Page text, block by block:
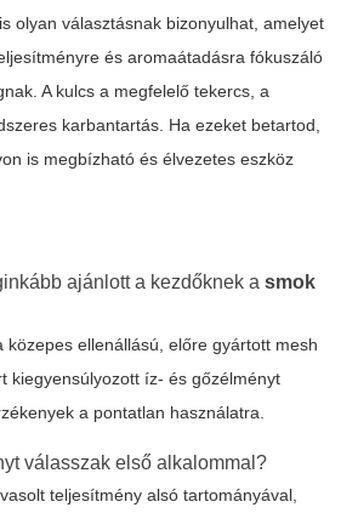
olyan választásnak bizonyulhat, amelyet
és aromaátadásra fókuszáló
A kulcs a megfelelő tekercs, a
karbantartás. Ha ezeket betartod,
is megbízható és élvezetes eszköz
ajánlott a kezdőknek a smok
közepes ellenállású, előre gyártott mesh
kiegyensúlyozott íz- és gőzélményt
a pontatlan használatra.
válasszak első alkalommal?
teljesítmény alsó tartományával,